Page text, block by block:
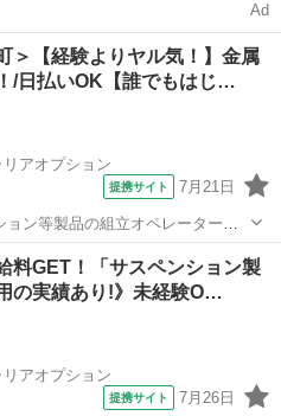
Ad
＞【経験よりヤル気！】金属
/日払いOK【誰でもはじ…
アオプション
提携サイト 7月21日
ン等製品の組立オペレーター、
、 配膳、 組立て後検査業務 。
。 あなたのお仕事探
料GET！「サスペンション製
の実績あり!》未経験O…
アオプション
提携サイト 7月26日